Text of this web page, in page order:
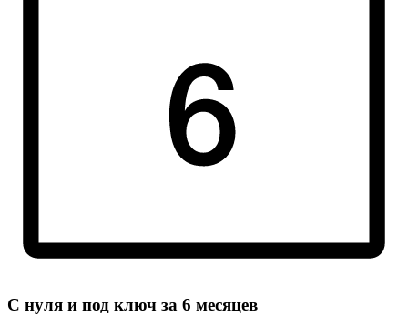
С нуля и под ключ за 6 месяцев